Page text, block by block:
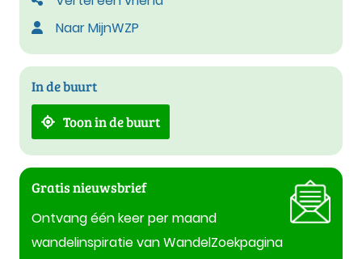
Naar MijnWZP
In de buurt
Toon in de buurt
Gratis nieuwsbrief
Ontvang één keer per maand
wandelinspiratie van WandelZoekpagina